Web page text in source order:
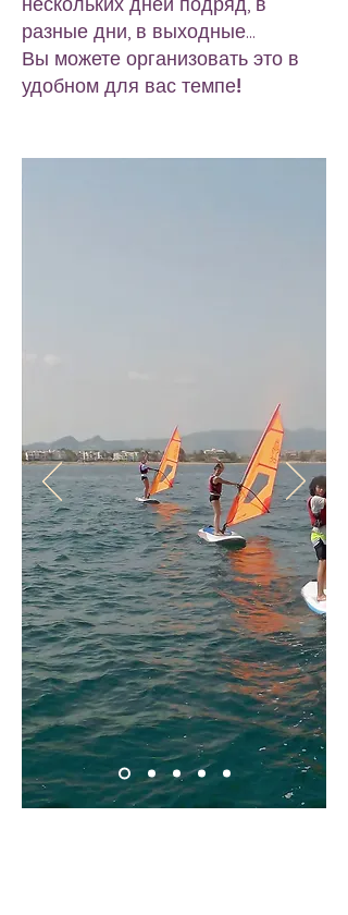
разные дни, в выходные...
Вы можете организовать это в
удобном для вас темпе!